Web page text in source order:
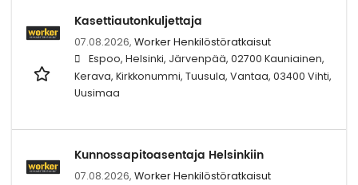
Kasettiautonkuljettaja
07.08.2026, Worker Henkilöstöratkaisut
Espoo, Helsinki, Järvenpää, 02700 Kauniainen,
Kerava, Kirkkonummi, Tuusula, Vantaa, 03400 Vihti,
Uusimaa
Kunnossapitoasentaja Helsinkiin
07.08.2026, Worker Henkilöstöratkaisut